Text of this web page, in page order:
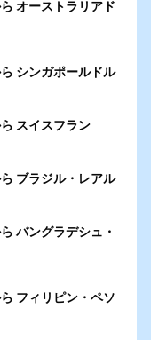
オーストラリアド
シンガポールドル
スイスフラン
ブラジル・レアル
バングラデシュ・
フィリピン・ペソ